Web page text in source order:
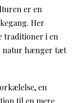
er en
Her
traditioner i en
natur hænger tæt
en
til en mere